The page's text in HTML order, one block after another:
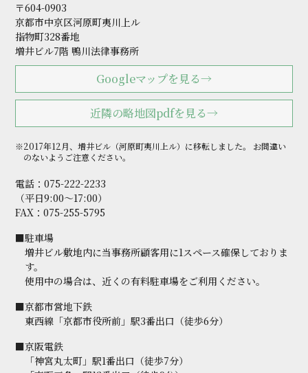
〒604-0903
京都市中京区河原町夷川上ル
指物町328番地
増井ビル7階 鴨川法律事務所
Googleマップを見る→
近隣の略地図pdfを見る→
※2017年12月、増井ビル（河原町夷川上ル）に移転しました。
お間違い
のないようご注意ください。
電話：075-222-2233
（平日9:00～17:00）
FAX：075-255-5795
■駐車場
増井ビル敷地内に当事務所顧客用に1スペース確保しておりま
す。
使用中の場合は、近くの有料駐車場をご利用ください。
■京都市営地下鉄
東西線「京都市役所前」駅3番出口（徒歩6分）
■京阪電鉄
「神宮丸太町」駅1番出口（徒歩7分）